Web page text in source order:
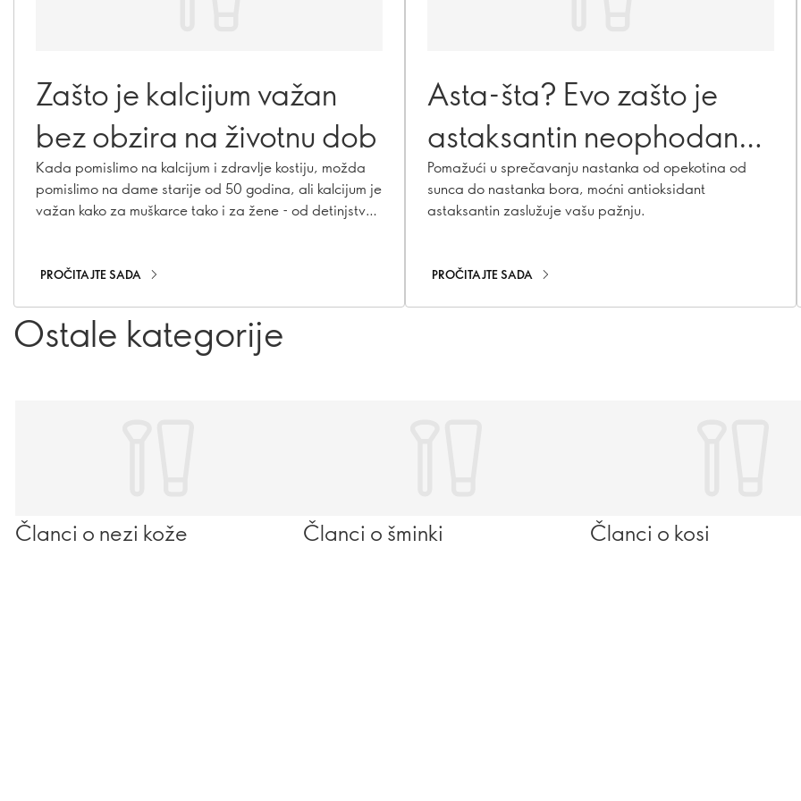
Zašto je kalcijum važan
bez obzira na životnu dob
Kada pomislimo na kalcijum i zdravlje kostiju, možda
pomislimo na dame starije od 50 godina, ali kalcijum je
važan kako za muškarce tako i za žene - od detinjstva i
osigurati da ga vi - i oni koje volite - unosite dovoljno.
PROČITAJTE SADA
Asta-šta? Evo zašto je
astaksantin neophodan
za zdravu kožu
Pomažući u sprečavanju nastanka od opekotina od
sunca do nastanka bora, moćni antioksidant
astaksantin zaslužuje vašu pažnju.
PROČITAJTE SADA
Ostale kategorije
Članci o nezi kože Članci o šminki Članci o kosi